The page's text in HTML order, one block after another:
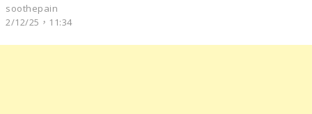
soothepain
2/12/25，11:34